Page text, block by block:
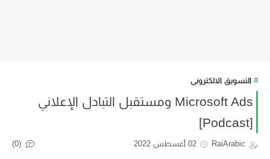
التسويق الالكترونى
Microsoft Ads ومستقبل التبادل الإعلاني
[Podcast]
RaiArabic 02 أغسطس 2022 (0)